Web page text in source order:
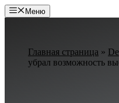
Перейти
к
Меню
Главная страница »
убрал возможность